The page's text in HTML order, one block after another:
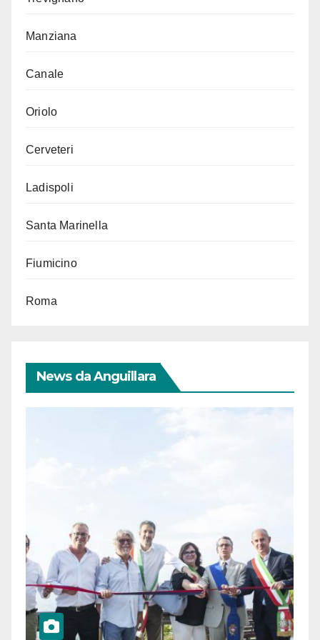
Manziana
Canale
Oriolo
Cerveteri
Ladispoli
Santa Marinella
Fiumicino
Roma
News da Anguillara